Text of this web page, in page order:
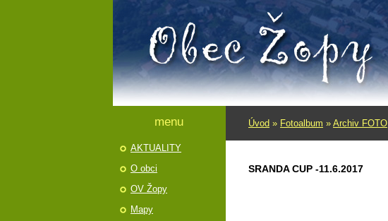
Úvod » Fotoalbum » Archiv FOTO
SRANDA CUP -11.6.2017
menu
AKTUALITY
O obci
OV Žopy
Mapy